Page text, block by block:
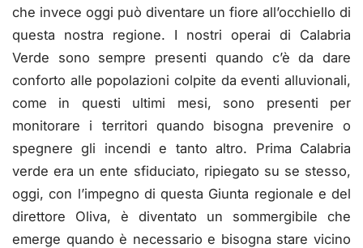
che invece oggi può diventare un fiore all’occhiello di
questa nostra regione. I nostri operai di Calabria
Verde sono sempre presenti quando c’è da dare
conforto alle popolazioni colpite da eventi alluvionali,
come in questi ultimi mesi, sono presenti per
monitorare i territori quando bisogna prevenire o
spegnere gli incendi e tanto altro. Prima Calabria
verde era un ente sfiduciato, ripiegato su se stesso,
oggi, con l’impegno di questa Giunta regionale e del
direttore Oliva, è diventato un sommergibile che
emerge quando è necessario e bisogna stare vicino